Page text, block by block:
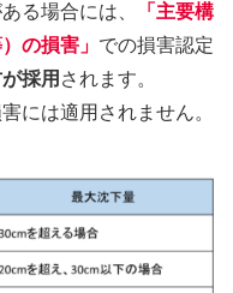
る場合には、
「主要構
の損害」 での損害認定
採用 されます。
には適用されません。